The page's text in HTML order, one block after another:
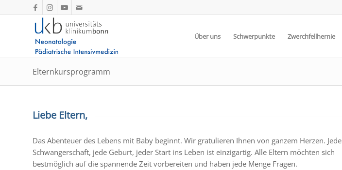
Über uns Schwerpunkte Zwerchfellhernie
Elternkursprogramm
Liebe Eltern,
Das Abenteuer des Lebens mit Baby beginnt. Wir gratulieren Ihnen von ganzem Herzen. Jede
Schwangerschaft, jede Geburt, jeder Start ins Leben ist einzigartig. Alle Eltern möchten sich
bestmöglich auf die spannende Zeit vorbereiten und haben jede Menge Fragen.